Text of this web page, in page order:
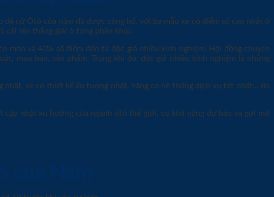
cử Ôtô của năm đã được công bố, với ba mẫu xe có điểm số cao nhất ở
cái tên thắng giải ở từng phân khúc.
và 40% số điểm đến từ độc giả nhiều kinh nghiệm. Hội đồng chuyên
mua bán, sản phẩm. Trong khi đó, độc giả nhiều kinh nghiệm là những
nhất, xe có thiết kế ấn tượng nhất, hãng có hệ thống dịch vụ tốt nhất… do
nhật xu hướng của ngành ôtô thế giới, có khả năng dự báo và gợi mở